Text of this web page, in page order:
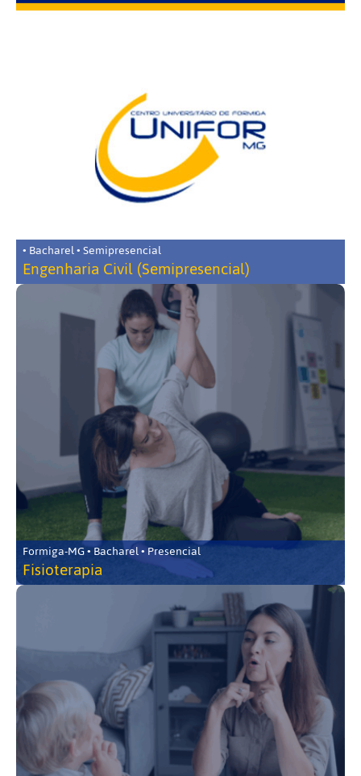
• Bacharel • Semipresencial
Engenharia Civil (Semipresencial)
Formiga-MG • Bacharel • Presencial
Fisioterapia